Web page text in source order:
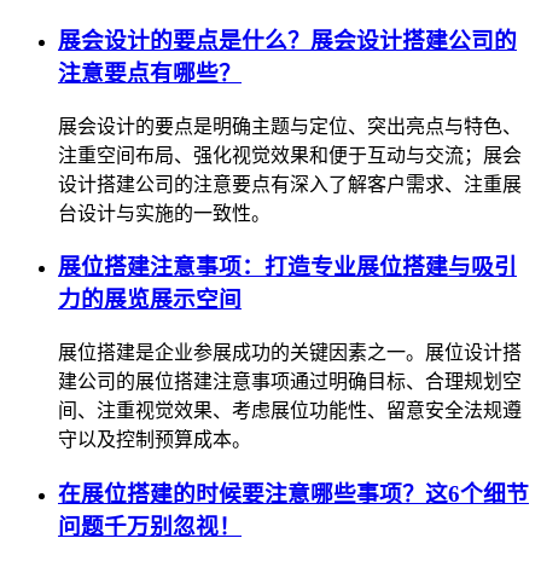
展会设计的要点是什么？展会设计搭建公司的
注意要点有哪些？
展会设计的要点是明确主题与定位、突出亮点与特色、
注重空间布局、强化视觉效果和便于互动与交流；展会
设计搭建公司的注意要点有深入了解客户需求、注重展
台设计与实施的一致性。
展位搭建注意事项：打造专业展位搭建与吸引
力的展览展示空间
展位搭建是企业参展成功的关键因素之一。展位设计搭
建公司的展位搭建注意事项通过明确目标、合理规划空
间、注重视觉效果、考虑展位功能性、留意安全法规遵
守以及控制预算成本。
在展位搭建的时候要注意哪些事项？这6个细节
问题千万别忽视！